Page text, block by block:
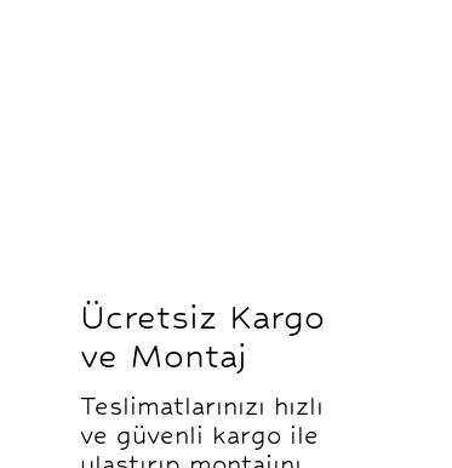
Ücretsiz Kargo
ve Montaj
Teslimatlarınızı hızlı
ve güvenli kargo ile